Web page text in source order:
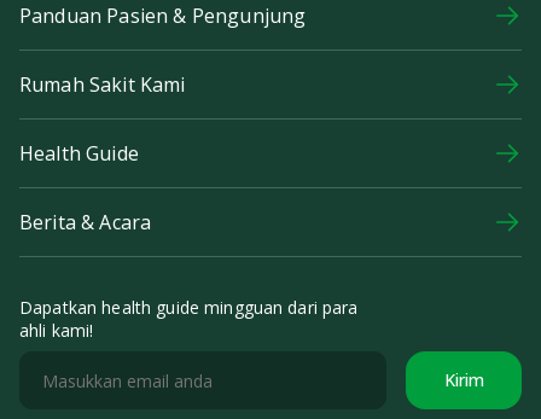
Panduan Pasien & Pengunjung
Rumah Sakit Kami
Health Guide
Berita & Acara
Dapatkan health guide mingguan dari para
ahli kami!
Kirim